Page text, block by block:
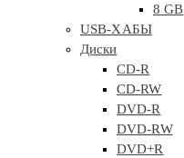
8 GB
USB-ХАБЫ
Диски
CD-R
CD-RW
DVD-R
DVD-RW
DVD+R